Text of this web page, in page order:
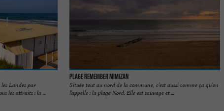
Landes par
les attraits : la ...
Plage Remember Mimizan
Située tout au nord de la commune, c’est aussi comme ça qu’on
l’appelle : la plage Nord. Elle est sauvage et ...